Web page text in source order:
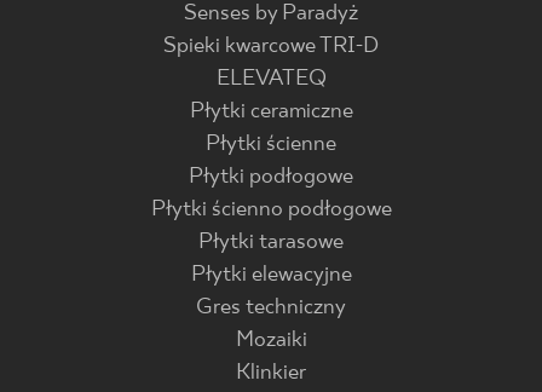
Senses by Paradyż
Spieki kwarcowe TRI-D
ELEVATEQ
Płytki ceramiczne
Płytki ścienne
Płytki podłogowe
Płytki ścienno podłogowe
Płytki tarasowe
Płytki elewacyjne
Gres techniczny
Mozaiki
Klinkier